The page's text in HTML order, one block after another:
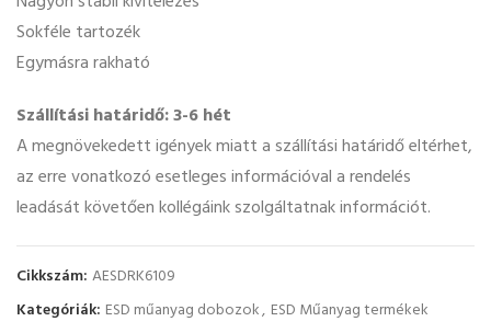
Sokféle tartozék
Egymásra rakható
Szállítási határidő: 3-6 hét
A megnövekedett igények miatt a szállítási határidő eltérhet,
az erre vonatkozó esetleges információval a rendelés
leadását követően kollégáink szolgáltatnak információt.
Cikkszám: AESDRK6109
Kategóriák: ESD műanyag dobozok, ESD Műanyag termékek